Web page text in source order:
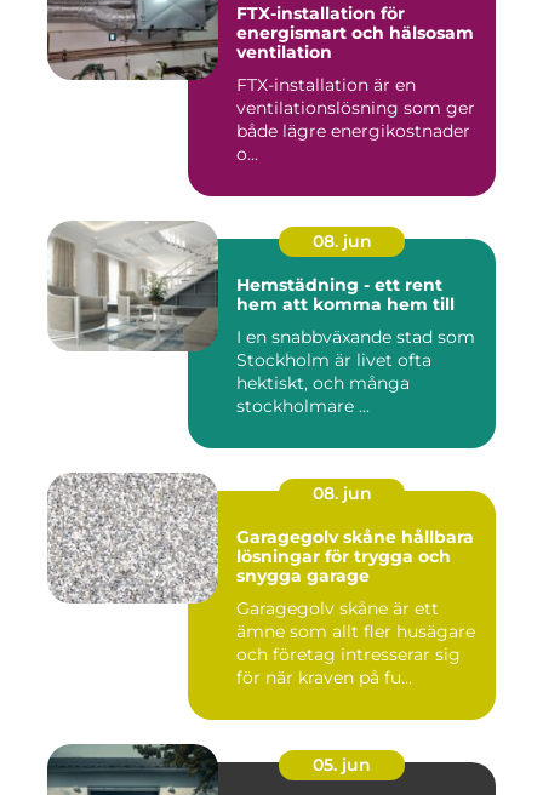
FTX-installation för
energismart och hälsosam
ventilation
FTX-installation är en
ventilationslösning som ger
både lägre energikostnader
o...
08. jun
Hemstädning - ett rent
hem att komma hem till
I en snabbväxande stad som
Stockholm är livet ofta
hektiskt, och många
stockholmare ...
08. jun
Garagegolv skåne hållbara
lösningar för trygga och
snygga garage
Garagegolv skåne är ett
ämne som allt fler husägare
och företag intresserar sig
för när kraven på fu...
05. jun